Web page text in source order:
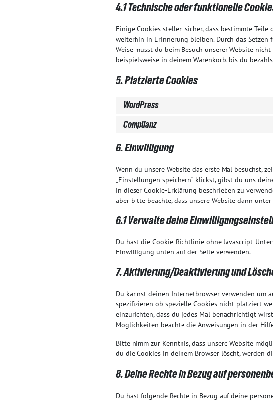
4.1 Technische oder funktionelle
Einige Cookies stellen sicher, dass bestimmte
weiterhin in Erinnerung bleiben. Durch das Setzen
Weise musst du beim Besuch unserer Website
beispielsweise in deinem Warenkorb, bis du
5. Platzierte Cookies
WordPress
Complianz
6. Einwilligung
Wenn du unsere Website das erste Mal besuchst,
„Einstellungen speichern“ klickst, gibst du uns
in dieser Cookie-Erklärung beschrieben zu
aber bitte beachte, dass unsere Website dann
6.1 Verwalte deine
Du hast die Cookie-Richtlinie ohne Javascript-
Einwilligung unten auf der Seite verwenden.
7. Aktivierung/Deaktivierung und
Du kannst deinen Internetbrowser verwenden um
spezifizieren ob spezielle Cookies nicht platziert
einzurichten, dass du jedes Mal benachrichtigt
Möglichkeiten beachte die Anweisungen in der
Bitte nimm zur Kenntnis, dass unsere Website
du die Cookies in deinem Browser löscht, werden
8. Deine Rechte in Bezug auf
Du hast folgende Rechte in Bezug auf deine